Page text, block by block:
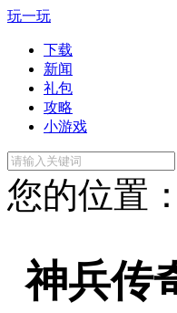
玩一玩
下载
新闻
礼包
攻略
小游戏
您的位置：
神兵传